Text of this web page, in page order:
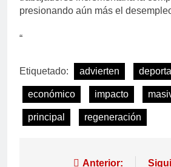
presionando aún más el
“
Etiquetado: advierten
económico impacto
principal regeneración
Anterior: